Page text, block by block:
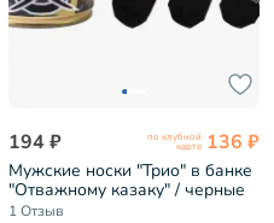
194 ₽ по клубной
карте 136 ₽
Мужские носки "Трио" в банке
"Отважному казаку" / черные
(1БАН_Др)
1 Отзыв